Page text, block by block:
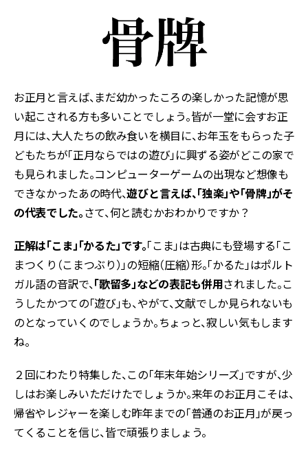
お正月と言えば、まだ幼かったころの楽しかった記憶が思
い起こされる方も多いことでしょう。皆が一堂に会すお正
月には、大人たちの飲み食いを横目に、お年玉をもらった子
どもたちが「正月ならではの遊び」に興ずる姿がどこの家で
も見られました。コンピューターゲームの出現など想像も
できなかったあの時代、遊びと言えば、「独楽」や「骨牌」がそ
の代表でした。さて、何と読むかおわかりですか？
正解は「こま」「かるた」です。「こま」は古典にも登場する「こ
まつくり（こまつぶり）」の短縮（圧縮）形。「かるた」はポルト
ガル語の音訳で、「歌留多」などの表記も併用されました。こ
うしたかつての「遊び」も、やがて、文献でしか見られないも
のとなっていくのでしょうか。ちょっと、寂しい気もします
ね。
２回にわたり特集した、この「年末年始シリーズ」ですが、少
しはお楽しみいただけたでしょうか。来年のお正月こそは、
帰省やレジャーを楽しむ昨年までの「普通のお正月」が戻っ
てくることを信じ、皆で頑張りましょう。